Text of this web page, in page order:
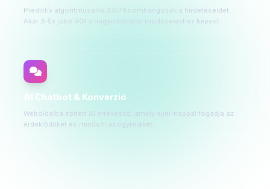
Prediktív algoritmusaink 24/7 finomhangolják a hirdetéseidet.
Akár 3-5x jobb ROI a hagyományos módszerekhez képest.
AI Chatbot & Konverzió
Weboldalba épített AI értékesítő, amely éjjel-nappal fogadja az
érdeklődőket és minősíti az ügyfeleket.